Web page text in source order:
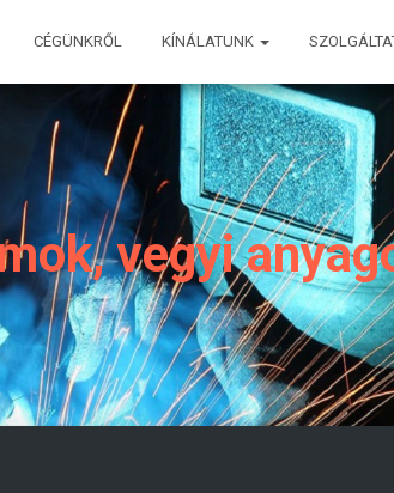
CÉGÜNKRŐL KÍNÁLATUNK
vegyi